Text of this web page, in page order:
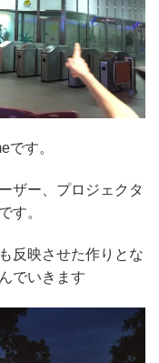
です。
ザー、プロジェクタ
す。
反映させた作りとな
でいきます